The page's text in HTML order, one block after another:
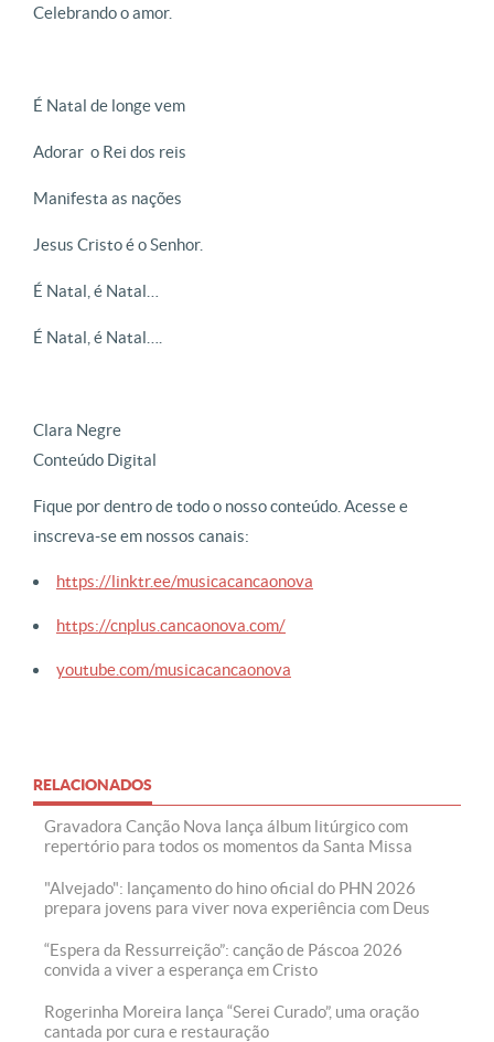
Celebrando o amor.
É Natal de longe vem
Adorar o Rei dos reis
Manifesta as nações
Jesus Cristo é o Senhor.
É Natal, é Natal…
É Natal, é Natal….
Clara Negre
Conteúdo Digital
Fique por dentro de todo o nosso conteúdo. Acesse e
inscreva-se em nossos canais:
https://linktr.ee/musicacancaonova
https://cnplus.cancaonova.com/
youtube.com/musicacancaonova
RELACIONADOS
Gravadora Canção Nova lança álbum litúrgico com
repertório para todos os momentos da Santa Missa
"Alvejado": lançamento do hino oficial do PHN 2026
prepara jovens para viver nova experiência com Deus
“Espera da Ressurreição”: canção de Páscoa 2026
convida a viver a esperança em Cristo
Rogerinha Moreira lança “Serei Curado”, uma oração
cantada por cura e restauração